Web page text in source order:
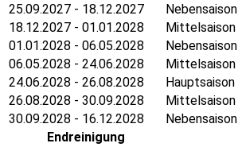
25.09.2027 - 18.12.2027
Nebensaison
18.12.2027 - 01.01.2028
Mittelsaison
01.01.2028 - 06.05.2028
Nebensaison
06.05.2028 - 24.06.2028
Mittelsaison
24.06.2028 - 26.08.2028
Hauptsaison
26.08.2028 - 30.09.2028
Mittelsaison
30.09.2028 - 16.12.2028
Nebensaison
Endreinigung